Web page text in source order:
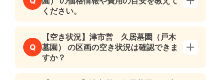
ください。
Q
【空き状況】津市営 久居墓園（戸木
墓園） の区画の空き状況は確認できま
すか？